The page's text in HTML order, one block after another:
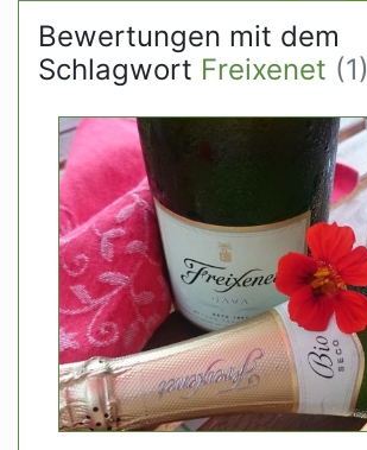
Bewertungen mit dem
Schlagwort Freixenet (1)